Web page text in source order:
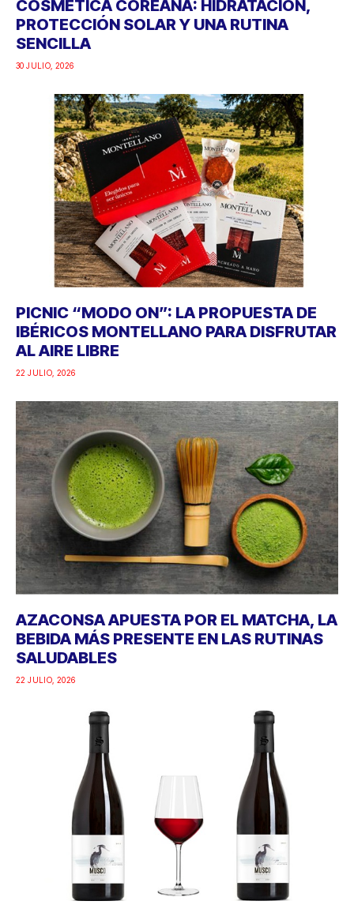
COSMÉTICA COREANA: HIDRATACIÓN,
PROTECCIÓN SOLAR Y UNA RUTINA
SENCILLA
30 JULIO, 2026
PICNIC “MODO ON”: LA PROPUESTA DE
IBÉRICOS MONTELLANO PARA DISFRUTAR
AL AIRE LIBRE
22 JULIO, 2026
AZACONSA APUESTA POR EL MATCHA, LA
BEBIDA MÁS PRESENTE EN LAS RUTINAS
SALUDABLES
22 JULIO, 2026